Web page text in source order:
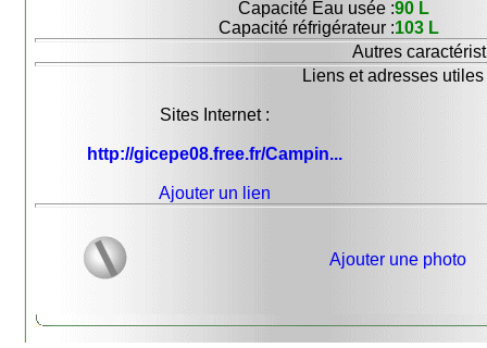
Capacité Eau usée :90 L
Capacité réfrigérateur :103 L
Autres
Liens et adresses utiles
Sites Internet :
http://gicepe08.free.fr/Campin...
Ajouter un lien
Ajouter une photo